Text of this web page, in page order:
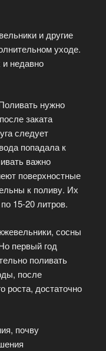
и другие
уходе.
недавно
нужно
заката
следует
попадала к
важно
поверхностные
к поливу. Их
15-20 литров.
сосны
первый год
поливать
после
роста, достаточно
почву